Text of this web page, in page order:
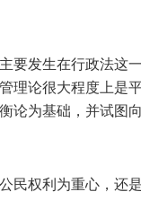
要发生在行政法这
理论很大程度上是
论为基础，并试图向
民权利为重心，还